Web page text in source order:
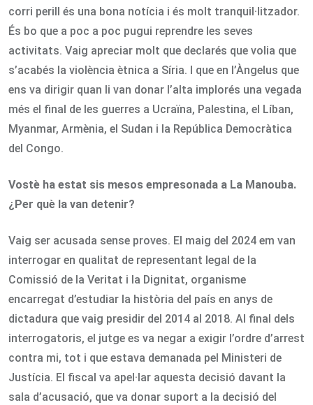
corri perill és una bona notícia i és molt tranquil·litzador.
És bo que a poc a poc pugui reprendre les seves
activitats. Vaig apreciar molt que declarés que volia que
s’acabés la violència ètnica a Síria. I que en l’Àngelus que
ens va dirigir quan li van donar l’alta implorés una vegada
més el final de les guerres a Ucraïna, Palestina, el Líban,
Myanmar, Armènia, el Sudan i la República Democràtica
del Congo.
Vostè ha estat sis mesos empresonada a La Manouba.
¿Per què la van detenir?
Vaig ser acusada sense proves. El maig del 2024 em van
interrogar en qualitat de representant legal de la
Comissió de la Veritat i la Dignitat, organisme
encarregat d’estudiar la història del país en anys de
dictadura que vaig presidir del 2014 al 2018. Al final dels
interrogatoris, el jutge es va negar a exigir l’ordre d’arrest
contra mi, tot i que estava demanada pel Ministeri de
Justícia. El fiscal va apel·lar aquesta decisió davant la
sala d’acusació, que va donar suport a la decisió del